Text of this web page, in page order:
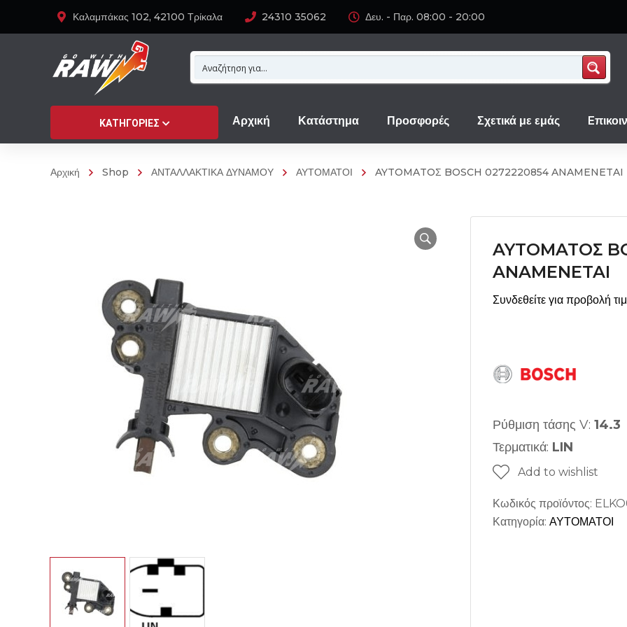
Καλαμπάκας 102, 42100 Τρίκαλα 24310 35062 Δευ. - Παρ. 08:00 - 20:00
ΚΑΤΗΓΟΡΊΕΣ Αρχική Κατάστημα Προσφορές Σχετικά με εμάς
Αρχική Shop ΑΝΤΑΛΛΑΚΤΙΚΑ ΔΥΝΑΜΟΥ ΑΥΤΟΜΑΤΟΙ AYTOMATOΣ BOSCH 0272220854 ANAMENETAI
AYTOMATOΣ
ANAMENETAI
Συνδεθείτε για προβολή
Ρύθμιση τάσης V: 14.3
Τερματικά: LIN
Add to wishlist
Κωδικός προϊόντος:
Κατηγορία: ΑΥΤΟΜΑΤΟΙ